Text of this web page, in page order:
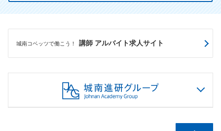
城南コベッツで働こう！ 講師 アルバイト求人サイト